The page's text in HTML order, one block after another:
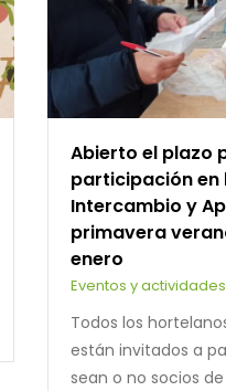
Abierto el plazo
participación en
Intercambio y
primavera
enero
Eventos y actividades
Todos los
están invitados a
sean o no socios